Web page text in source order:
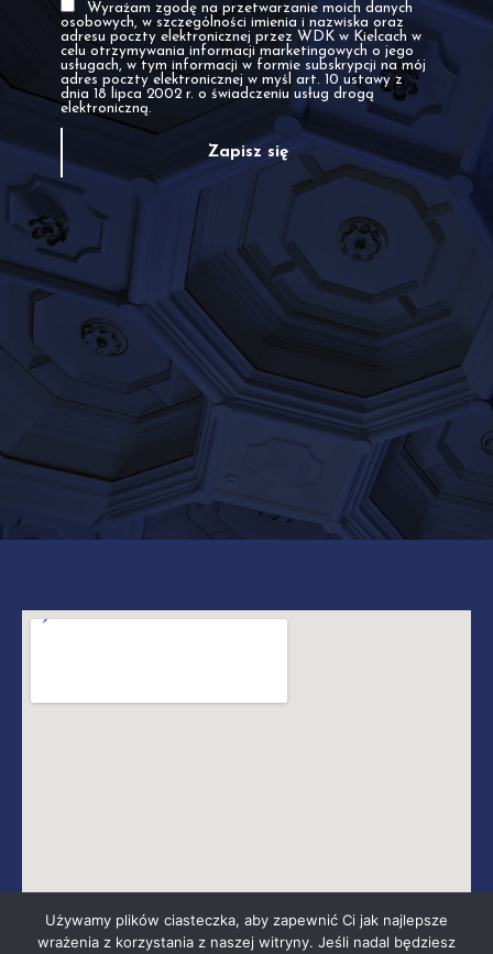
Wyrażam zgodę na przetwarzanie moich danych
osobowych, w szczególności imienia i nazwiska oraz
adresu poczty elektronicznej przez WDK w Kielcach w
celu otrzymywania informacji marketingowych o jego
usługach, w tym informacji w formie subskrypcji na mój
adres poczty elektronicznej w myśl art. 10 ustawy z
dnia 18 lipca 2002 r. o świadczeniu usług drogą
elektroniczną.
Używamy plików ciasteczka, aby zapewnić Ci jak najlepsze
wrażenia z korzystania z naszej witryny. Jeśli nadal będziesz